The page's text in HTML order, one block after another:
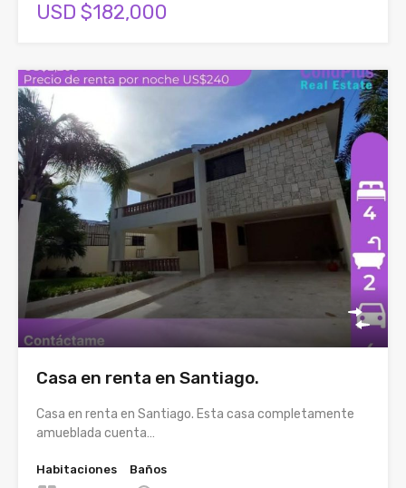
USD $182,000
Casa en renta en Santiago.
Casa en renta en Santiago. Esta casa completamente
amueblada cuenta…
Habitaciones
Baños